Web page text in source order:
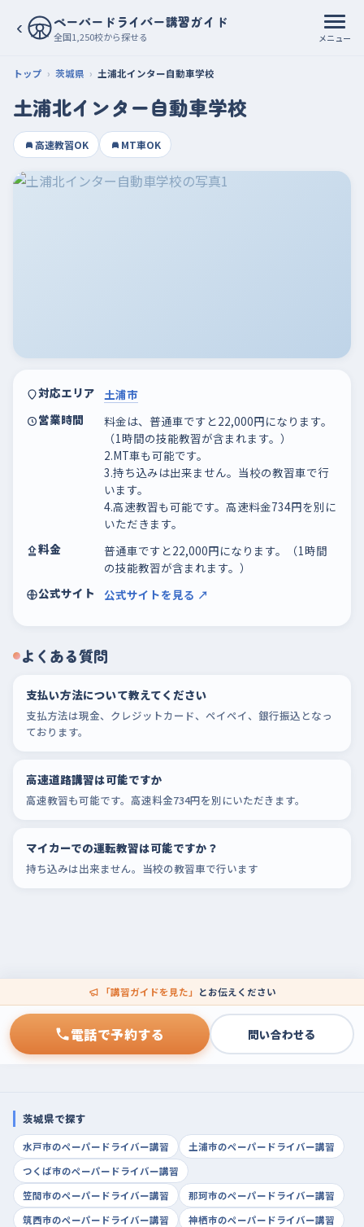
‹ ペーパードライバー講習ガイド
全国1,250校から探せる メニュー
トップ 茨城県 土浦北インター自動車学校
土浦北インター自動車学校
高速教習OK MT車OK
対応エリア 土浦市
営業時間
料金は、普通車ですと22,000円になります。
（1時間の技能教習が含まれます。）
2.MT車も可能です。
3.持ち込みは出来ません。当校の教習車で行
います。
4.高速教習も可能です。高速料金734円を別に
いただきます。
料金
普通車ですと22,000円になります。（1時間
の技能教習が含まれます。）
公式サイト
公式サイトを見る ↗
よくある質問
支払い方法について教えてください
支払方法は現金、クレジットカード、ペイペイ、銀行振込となっ
ております。
高速道路講習は可能ですか
高速教習も可能です。高速料金734円を別にいただきます。
マイカーでの運転教習は可能ですか？
持ち込みは出来ません。当校の教習車で行います
「講習ガイドを見た」 とお伝えください
電話で予約する 問い合わせる
茨城県で探す
水戸市のペーパードライバー講習
土浦市のペーパードライバー講習
つくば市のペーパードライバー講習
笠間市のペーパードライバー講習
那珂市のペーパードライバー講習
筑西市のペーパードライバー講習
神栖市のペーパードライバー講習